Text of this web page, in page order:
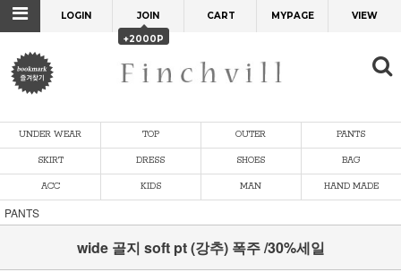
LOGIN JOIN
+2000P
CART MYPAGE VIEW
UNDER WEAR TOP OUTER PANTS
SKIRT DRESS SHOES BAG
ACC KIDS MAN HAND MADE
PANTS
wide 골지 soft pt (강추) 폭주 /30%세일